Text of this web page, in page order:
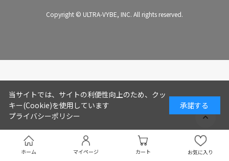
ホーム マイページ カート お気に入り
Copyright © ULTRA-VYBE, INC. All rights reserved.
当サイトでは、サイトの利便性向上のため、クッ
キー(Cookie)を使用しています
プライバシーポリシー
承諾する